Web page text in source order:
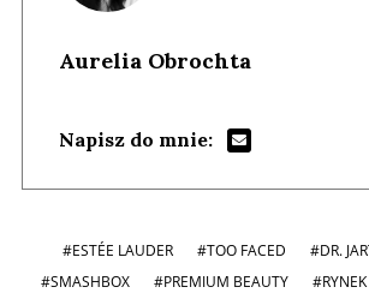
Aurelia Obrochta
Napisz do mnie:
#ESTÉE LAUDER #TOO FACED #DR.
#SMASHBOX
#PREMIUM BEAUTY